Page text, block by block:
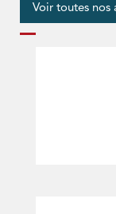
Voir toutes nos